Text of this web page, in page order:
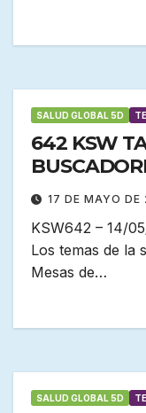
SALUD GLOBAL 5D
642 KSW
17 DE MAYO DE
KSW642 – 14/
Los temas de la
Mesas de…
SALUD GLOBAL 5D